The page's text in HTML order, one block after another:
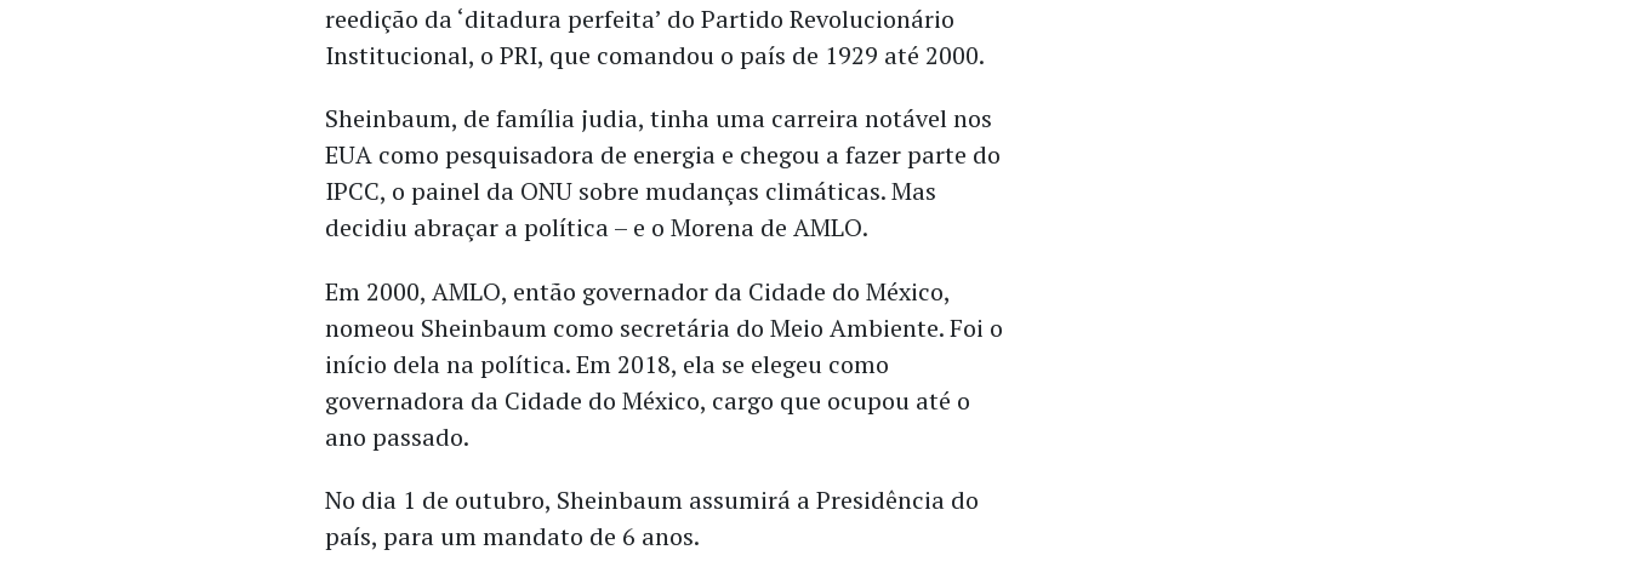
reedição da ‘ditadura perfeita’ do Partido Revolucionário
Institucional, o PRI, que comandou o país de 1929 até 2000.
Sheinbaum, de família judia, tinha uma carreira notável nos
EUA como pesquisadora de energia e chegou a fazer parte do
IPCC, o painel da ONU sobre mudanças climáticas. Mas
decidiu abraçar a política – e o Morena de AMLO.
Em 2000, AMLO, então governador da Cidade do México,
nomeou Sheinbaum como secretária do Meio Ambiente. Foi o
início dela na política. Em 2018, ela se elegeu como
governadora da Cidade do México, cargo que ocupou até o
ano passado.
No dia 1 de outubro, Sheinbaum assumirá a Presidência do
país, para um mandato de 6 anos.